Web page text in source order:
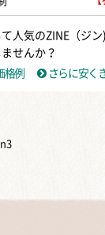
人気のZINE（ジ
せんか？
格例 さらに安く